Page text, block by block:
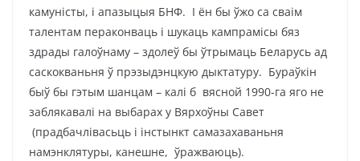
камуністы, і апазыцыя БНФ. І ён бы ўжо са сваім
талентам пераконваць і шукаць кампрамісы бяз
здрады галоўнаму – здолеў бы ўтрымаць Беларусь ад
саскокваньня ў прэзыдэнцкую дыктатуру. Бураўкін
быў бы гэтым шанцам – калі б вясной 1990-га яго не
заблякавалі на выбарах у Вярхоўны Савет
(прадбачлівасьць і інстынкт самазахаваньня
намэнклятуры, канешне, ўражваюць).